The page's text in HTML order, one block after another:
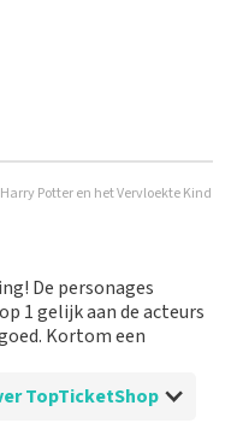
Potter en het Vervloekte Kind
De personages
1 gelijk aan de acteurs
Kortom een
TopTicketShop